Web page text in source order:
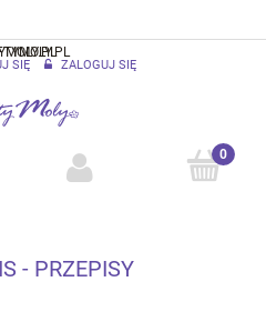
SIĘ ZALOGUJ SIĘ
- PRZEPISY